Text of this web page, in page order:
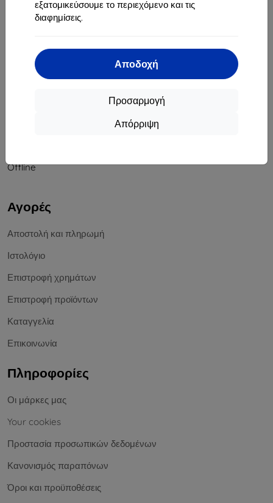
εξατομικεύσουμε το περιεχόμενο και τις
διαφημίσεις.
Αποδοχή
Προσαρμογή
Απόρριψη
ΑΦΜ ΦΠΑ:SK2023549671
Επικοινωνία
info@top4mobile.eu
Offline
Αγορές
Αποστολή και πληρωμή
Ιστολόγιο
Επιστροφή χρημάτων
Επιστροφή προϊόντων
Καταγγελία
Επικοινωνία
Πληροφορίες
Οι μάρκες μας
Your cookies
Προστασία προσωπικών δεδομένων
Κανονισμός παραπόνων
Όροι και προϋποθέσεις